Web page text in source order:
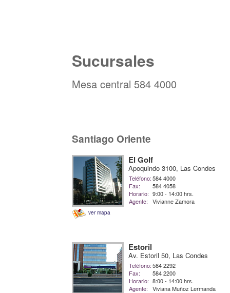
Sucursales
Mesa central 584 4000
Santiago Oriente
ver mapa
El Golf
Apoquindo 3100, Las Condes
Teléfono:584 4000
Fax:
584 4058
Horario: 9:00 - 14:00 hrs.
Agente:
Vivianne Zamora
Estoril
Av. Estoril 50, Las Condes
Teléfono:584 2292
Fax:
584 2200
Horario: 8:00 - 14:00 hrs.
Agente:
Viviana Muñoz Lermanda